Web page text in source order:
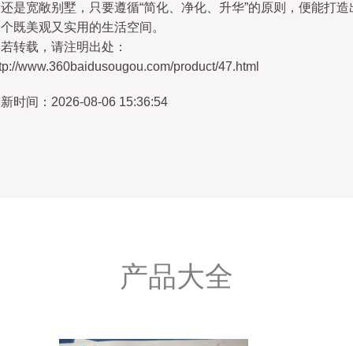
是宽敞别墅，只要遵循“简化、净化、升华”的原则，便能打造
既美观又实用的生活空间。
转载，请注明出处：
www.360baidusougou.com/product/47.html
时间：2026-08-06 15:36:54
产品大全